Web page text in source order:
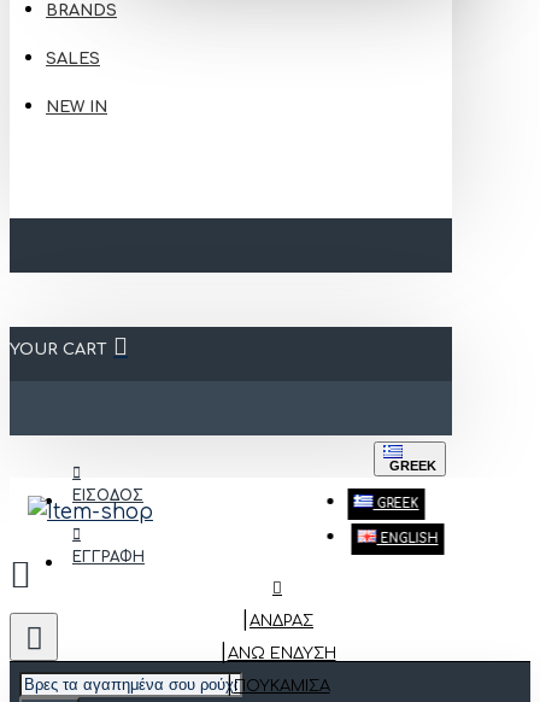
BRANDS
SALES
NEW IN
YOUR CART
ΕΙΣΟΔΟΣ
ΕΓΓΡΑΦΗ
GREEK
GREEK
ENGLISH
ΑΝΔΡΑΣ
ΆΝΩ ΈΝΔΥΣΗ
ΠΟΥΚΆΜΙΣΑ